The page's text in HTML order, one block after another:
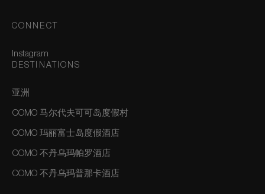
CONNECT
Instagram
DESTINATIONS
亚洲
COMO 马尔代夫可可岛度假村
COMO 玛丽富士岛度假酒店
COMO 不丹乌玛帕罗酒店
COMO 不丹乌玛普那卡酒店